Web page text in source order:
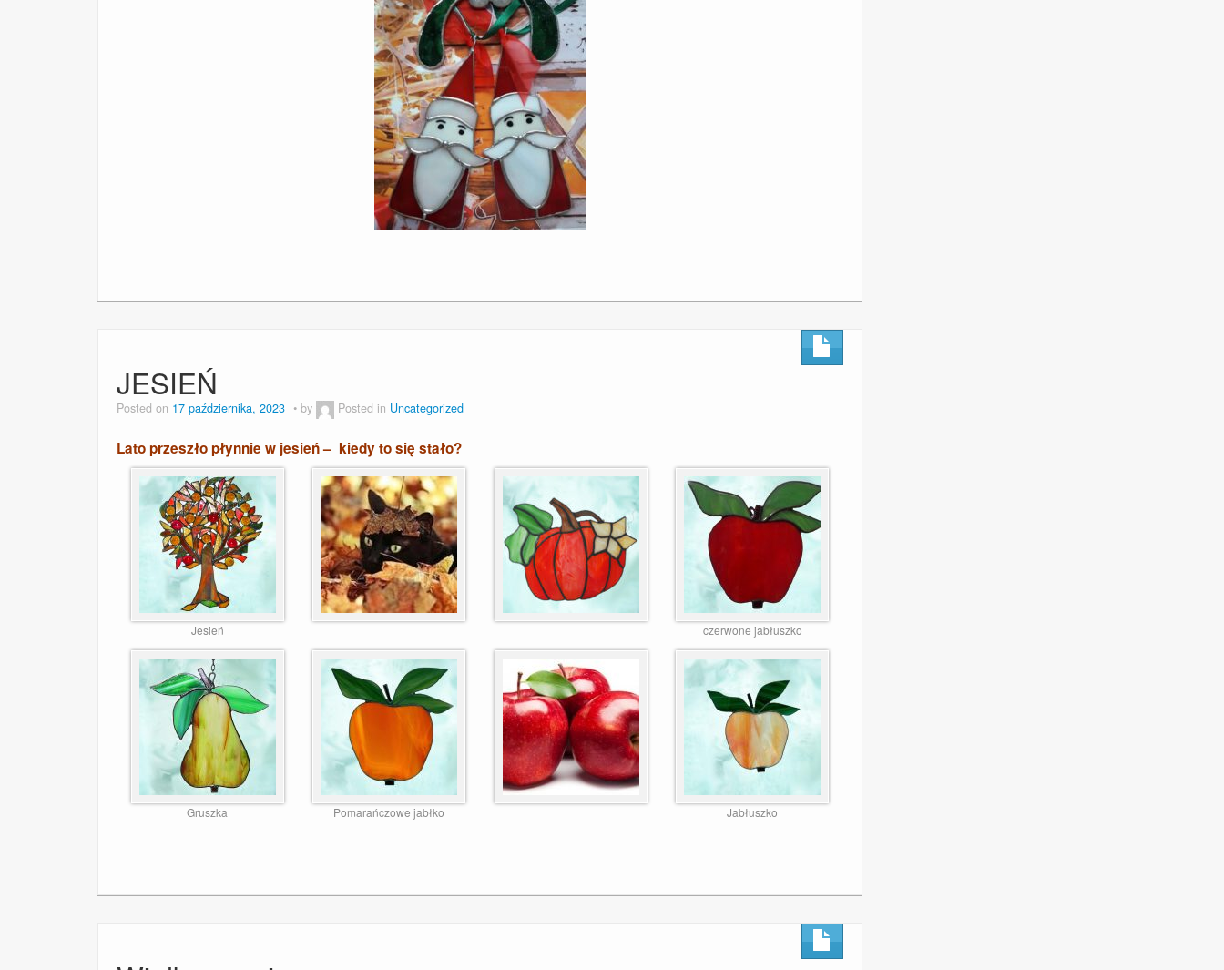
JESIEŃ
Posted on 17 października, 2023 by Posted in Uncategorized
Lato przeszło płynnie w jesień – kiedy to się stało?
Jesień czerwone jabłuszko
Gruszka Pomarańczowe jabłko Jabłuszko